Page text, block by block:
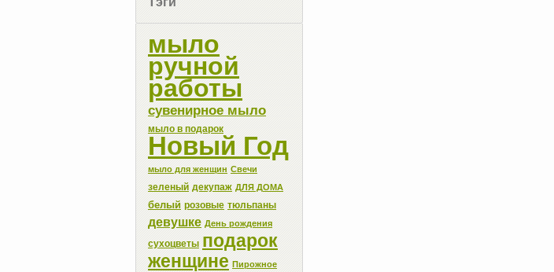
мыло
ручной
работы
сувенирное мыло
мыло в подарок
Новый Год
мыло для женщин Свечи
зеленый декупаж ДЛЯ ДОМА
белый розовые тюльпаны
девушке День рождения
сухоцветы подарок
женщине Пирожное